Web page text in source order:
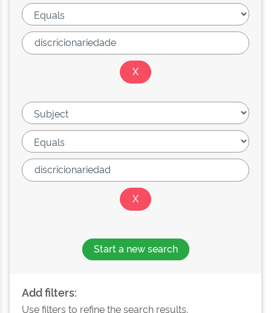
Start a new search
Add filters:
Use filters to refine the search results.